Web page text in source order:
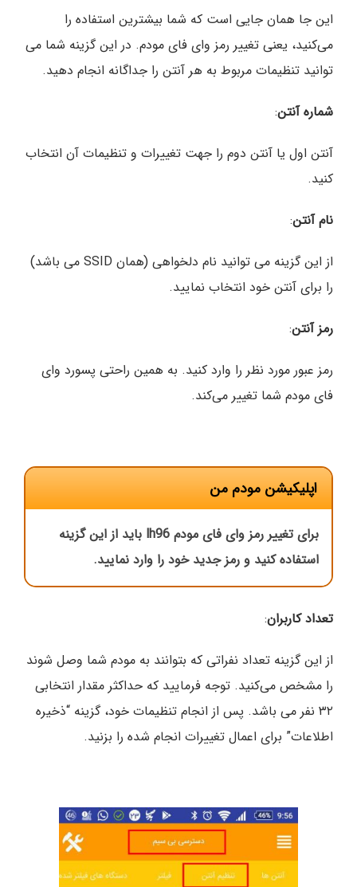
این جا همان جایی است که شما بیشترین استفاده را
می‌کنید، یعنی تغییر رمز وای فای مودم. در این گزینه شما می
توانید تنظیمات مربوط به هر آنتن را جداگانه انجام دهید.
شماره آنتن:
آنتن اول یا آنتن دوم را جهت تغییرات و تنظیمات آن انتخاب
کنید.
نام آنتن:
از این گزینه می توانید نام دلخواهی (همان SSID می باشد)
را برای آنتن خود انتخاب نمایید.
رمز آنتن:
رمز عبور مورد نظر را وارد کنید. به همین راحتی پسورد وای
فای مودم شما تغییر می‌کند.
اپلیکیشن مودم من
برای تغییر رمز وای فای مودم lh96 باید از این گزینه
استفاده کنید و رمز جدید خود را وارد نمایید.
تعداد کاربران:
از این گزینه تعداد نفراتی که بتوانند به مودم شما وصل شوند
را مشخص می‌کنید. توجه فرمایید که حداکثر مقدار انتخابی
۳۲ نفر می باشد. پس از انجام تنظیمات خود، گزینه “ذخیره
اطلاعات” برای اعمال تغییرات انجام شده را بزنید.